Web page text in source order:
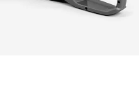
14 290 Kč
15 990 Kč